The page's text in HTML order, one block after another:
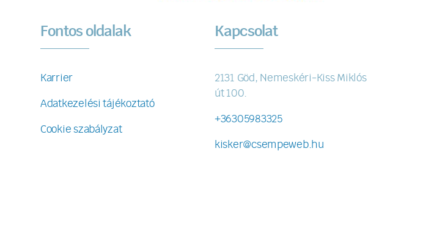
Fontos oldalak
Karrier
Adatkezelési tájékoztató
Cookie szabályzat
Kapcsolat
2131 Göd, Nemeskéri-Kiss Miklós
út 100.
+36305983325
kisker@csempeweb.hu